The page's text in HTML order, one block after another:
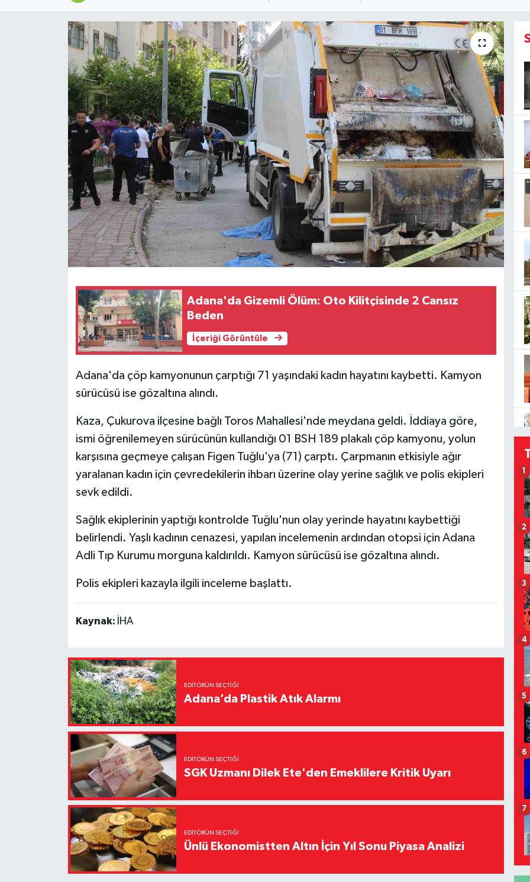
Adana'da Gizemli Ölüm: Oto Kilitçisinde 2 Cansız
Beden
İçeriği Görüntüle
Adana'da çöp kamyonunun çarptığı 71 yaşındaki kadın hayatını kaybetti. Kamyon
sürücüsü ise gözaltına alındı.
Kaza, Çukurova ilçesine bağlı Toros Mahallesi'nde meydana geldi. İddiaya göre,
ismi öğrenilemeyen sürücünün kullandığı 01 BSH 189 plakalı çöp kamyonu, yolun
karşısına geçmeye çalışan Figen Tuğlu'ya (71) çarptı. Çarpmanın etkisiyle ağır
yaralanan kadın için çevredekilerin ihbarı üzerine olay yerine sağlık ve polis ekipleri
sevk edildi.
Sağlık ekiplerinin yaptığı kontrolde Tuğlu'nun olay yerinde hayatını kaybettiği
belirlendi. Yaşlı kadının cenazesi, yapılan incelemenin ardından otopsi için Adana
Adli Tıp Kurumu morguna kaldırıldı. Kamyon sürücüsü ise gözaltına alındı.
Polis ekipleri kazayla ilgili inceleme başlattı.
Kaynak: İHA
EDITÖRÜN SEÇTIĞI
Adana’da Plastik Atık Alarmı
EDITÖRÜN SEÇTIĞI
SGK Uzmanı Dilek Ete'den Emeklilere Kritik Uyarı
EDITÖRÜN SEÇTIĞI
Ünlü Ekonomistten Altın İçin Yıl Sonu Piyasa Analizi
1
2
3
4
5
6
7
Magazin
Resmi İlanlar
Siyaset
Yerel Yönetimler
Yurttan